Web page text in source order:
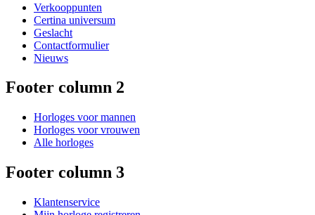
Verkooppunten
Certina universum
Geslacht
Contactformulier
Nieuws
Footer column 2
Horloges voor mannen
Horloges voor vrouwen
Alle horloges
Footer column 3
Klantenservice